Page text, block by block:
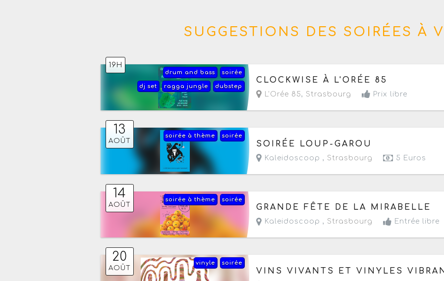
SUGGESTIONS DES SOIRÉES À
19H
soirée
drum and bass
dubstep
ragga jungle
dj set
Aujourd'hui le samedi 8 août 2026
CLOCKWISE À L'ORÉE 85
L'Orée 85, Strasbourg Prix libre
13
AOÛT
soirée
soirée à thème
Le jeudi 13 août 2026 de 19h à 22h
SOIRÉE LOUP-GAROU
Kaleidoscoop , Strasbourg 5 Euros
14
AOÛT
soirée
soirée à thème
Le vendredi 14 août 2026 de 18h à 23h
GRANDE FÊTE DE LA MIRABELLE
Kaleidoscoop , Strasbourg Entrée libre
20
AOÛT
soirée
vinyle
Le jeudi 20 août 2026 de 18h à 23h
VINS VIVANTS ET VINYLES